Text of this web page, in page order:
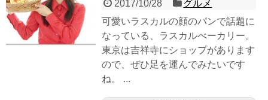
2017/10/28
グルメ
可愛いラスカルの顔のパンで話題に
なっている、ラスカルべーカリー。
東京は吉祥寺にショップがあります
ので、ぜひ足を運んでみたいです
ね。 ...